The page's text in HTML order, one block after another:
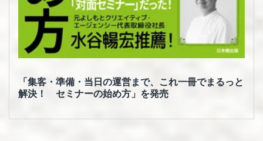
「集客・準備・当日の運営まで、これ一冊でまるっと
解決！ セミナーの始め方」を発売